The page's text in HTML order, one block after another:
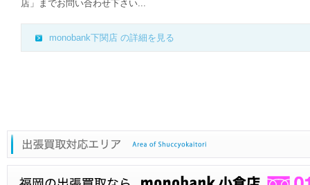
店」までお問い合わせ下さい...
monobank下関店 の詳細を見る